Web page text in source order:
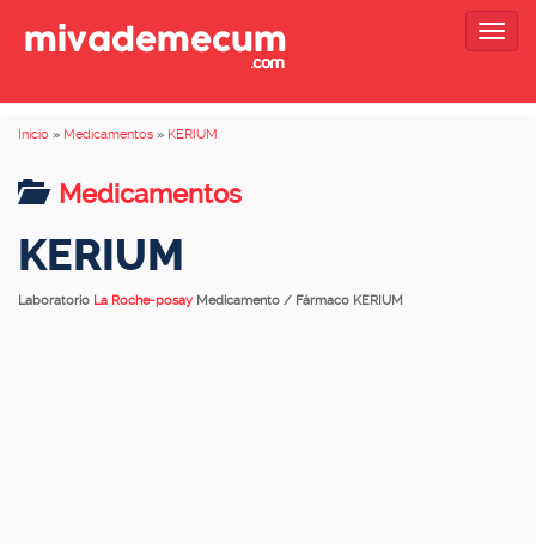
Inicio » Medicamentos » KERIUM
Medicamentos
KERIUM
Laboratorio La Roche-posay Medicamento / Fármaco KERIUM